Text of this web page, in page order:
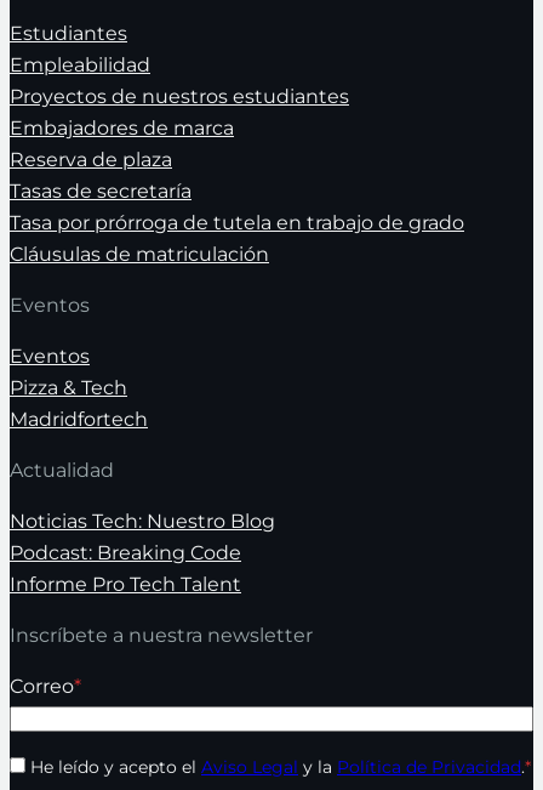
Estudiantes
Empleabilidad
Proyectos de nuestros estudiantes
Embajadores de marca
Reserva de plaza
Tasas de secretaría
Tasa por prórroga de tutela en trabajo de grado
Cláusulas de matriculación
Eventos
Eventos
Pizza & Tech
Madridfortech
Actualidad
Noticias Tech: Nuestro Blog
Podcast: Breaking Code
Informe Pro Tech Talent
Inscríbete a nuestra newsletter
Correo*
He leído y acepto el Aviso Legal y la Política de Privacidad.*